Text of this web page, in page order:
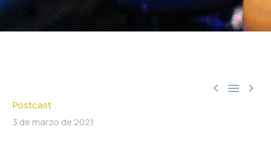
  
Postcast
3 de marzo de 2021